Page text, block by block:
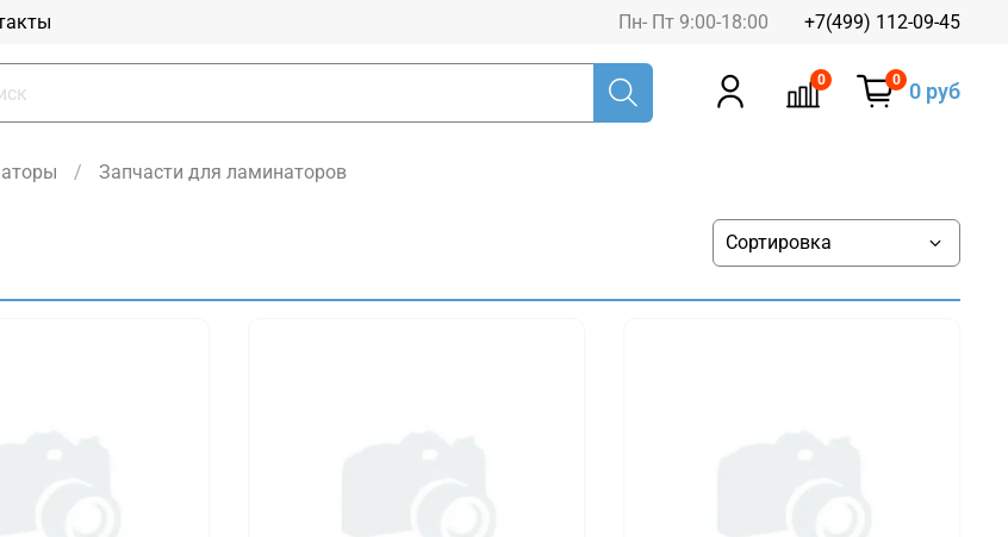
Пн- Пт 9:00-18:00 +7(499) 112-09-45
0 0 0 руб
Запчасти для ламинаторов